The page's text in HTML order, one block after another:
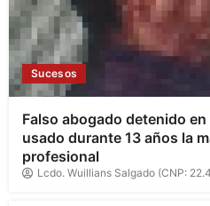
Sucesos
Falso abogado detenido
usado durante 13 años la
profesional
Lcdo. Wuillians Salgado (CNP: